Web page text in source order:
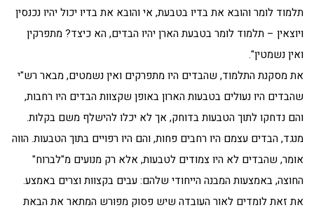
תלמוד לומר והובא את בדיו בטבעת, אי והובא את בדיו יכול יהיו נכנסין
ויוצאין – תלמוד לומר בטבעת הארן יהיו הבדים, הא כיצד? מתפרקין
ואין נשמטין".
את מסקנת התלמוד, שהבדים היו מתפרקים ואין נשמטים, מבאר רש"י
שהבדים היו נעולים בטבעות הארון באופן שקצוות הבדים היו רחבות,
והם נדחקו לתוך הטבעות בדוחק, אך לא יכלו להישלף משם בקלות.
מנגד, הבדים עצמם היו רחבים פחות, והם היו רפויים בתוך הטבעות. הווה
אומר, שהבדים לא היו צמודים לטבעות, אלא רק מנועים מ"לברוח"
החוצה, באמצעות המבנה הייחודי שלהם: עבים בקצוות וצרים באמצע.
את זאת לומדים לאור העובדה שיש פסוק מפורש המתאר את הבאת